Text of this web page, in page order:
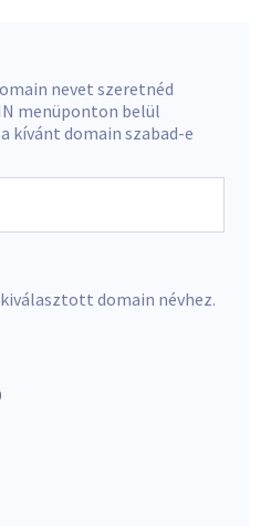
nevet szeretnéd
menüponton belül
kívánt domain szabad-e
domain névhez.